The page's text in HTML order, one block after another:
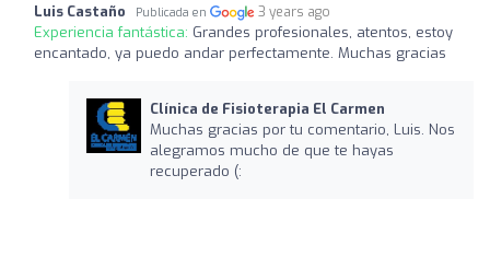
Luis Castaño Publicada en 3 years ago
Experiencia fantástica: Grandes profesionales, atentos, estoy
encantado, ya puedo andar perfectamente. Muchas gracias
Clínica de Fisioterapia El Carmen
Muchas gracias por tu comentario, Luis. Nos
alegramos mucho de que te hayas
recuperado (: